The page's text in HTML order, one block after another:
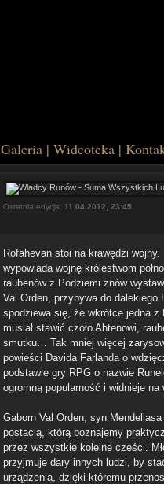
Galeria | Wideoteka |
Ostatnia edycja: 11.04.2012, 23:45
Rofahevan stoi na krawędzi
wypowiada wojnę królestwom
raubenów z Podziemi znów
Val Orden, przybywa do
spodziewa się, że wkrótce jedna
musiał stawić czoło Ahtenowi,
smutku… Tak mniej więcej
powieści Davida Farlanda o
podstawie gry RPG o nazwie
ogromną popularność i widnieje
Gaborn Val Orden, syn
postacią, którą poznajemy
przez wszystkie kolejne części.
przyjmuje dary innych ludzi, by
urządzenia, dzięki któremu